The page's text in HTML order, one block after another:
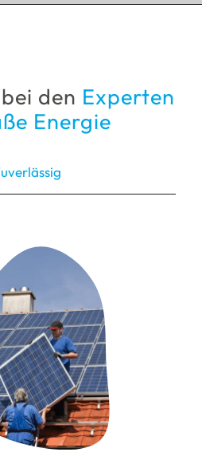
den Experten
Energie